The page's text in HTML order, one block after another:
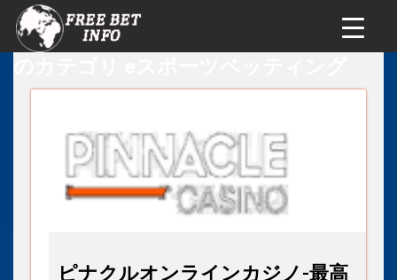
ピナクルオンラインカジノ-最高